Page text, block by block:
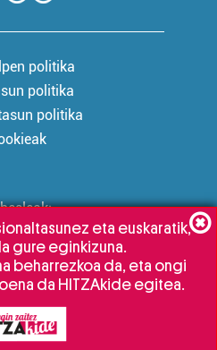
politika
politika
politika
eta euskaratik,
gure eginkizuna.
beharrezkoa da, eta ongi
da HITZAkide egitea.